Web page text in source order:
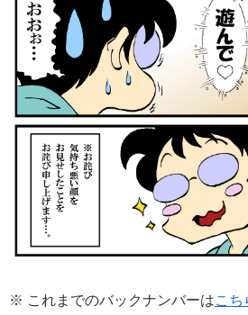
※ これまでのバックナンバーはこち